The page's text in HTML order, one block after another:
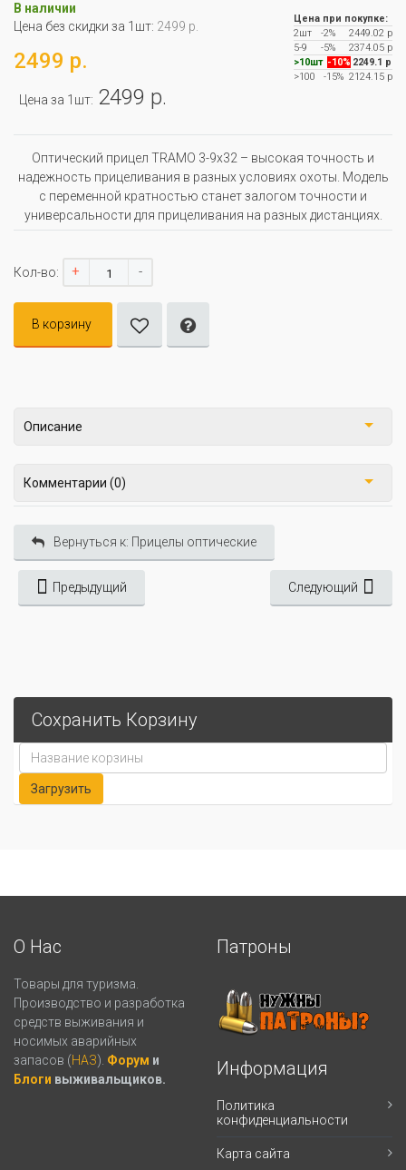
В наличии
Цена без скидки за 1шт: 2499 р.
2499 р.
Цена за 1шт: 2499 р.
Цена при покупке:
2шт
-2%
2449.02 р
5-9
-5%
2374.05 р
>10шт -10% 2249.1 р
>100
-15% 2124.15 р
Оптический прицел TRAMO 3-9x32 – высокая точность и
надежность прицеливания в разных условиях охоты. Модель
с переменной кратностью станет залогом точности и
универсальности для прицеливания на разных дистанциях.
Кол-во: + -
В корзину
Описание
Комментарии (0)
Вернуться к: Прицелы оптические
Предыдущий Следующий
Сохранить Корзину
О Нас
Товары для туризма.
Производство и разработка
средств выживания и
носимых аварийных
запасов (НАЗ). Форум и
Блоги выживальщиков.
Патроны
Информация
Политика
конфиденциальности
Карта сайта